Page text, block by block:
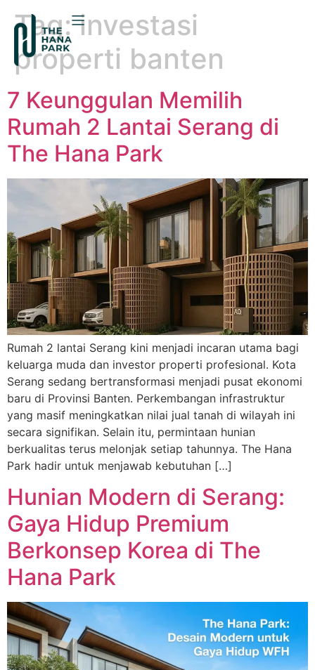
Tag:investasi
properti banten
7 Keunggulan Memilih
Rumah 2 Lantai Serang di
The Hana Park
Rumah 2 lantai Serang kini menjadi incaran utama bagi
keluarga muda dan investor properti profesional. Kota
Serang sedang bertransformasi menjadi pusat ekonomi
baru di Provinsi Banten. Perkembangan infrastruktur
yang masif meningkatkan nilai jual tanah di wilayah ini
secara signifikan. Selain itu, permintaan hunian
berkualitas terus melonjak setiap tahunnya. The Hana
Park hadir untuk menjawab kebutuhan […]
Hunian Modern di Serang:
Gaya Hidup Premium
Berkonsep Korea di The
Hana Park